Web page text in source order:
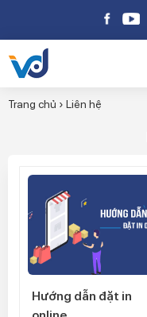
Trang chủ › Liên hệ
Hướng dẫn đặt in